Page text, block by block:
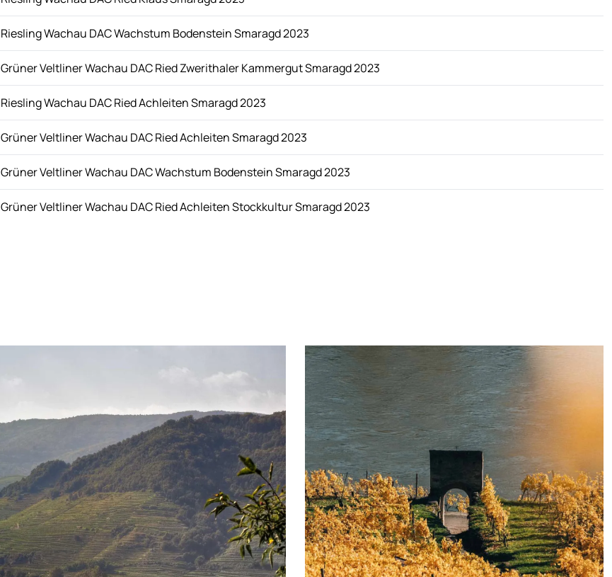
Riesling Wachau DAC Wachstum Bodenstein Smaragd 2023
Grüner Veltliner Wachau DAC Ried Zwerithaler Kammergut Smaragd 2023
Riesling Wachau DAC Ried Achleiten Smaragd 2023
Grüner Veltliner Wachau DAC Ried Achleiten Smaragd 2023
Grüner Veltliner Wachau DAC Wachstum Bodenstein Smaragd 2023
Grüner Veltliner Wachau DAC Ried Achleiten Stockkultur Smaragd 2023